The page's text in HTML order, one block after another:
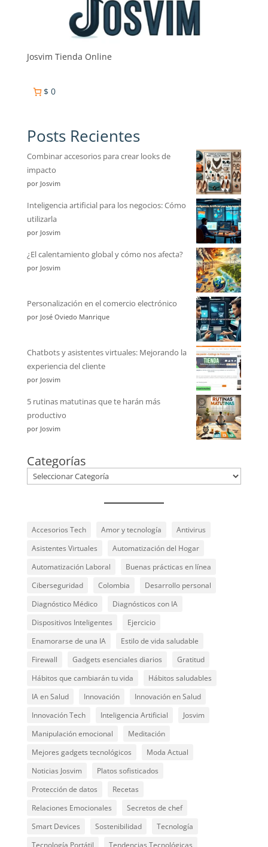
Josvim Tienda Online
$ 0
Posts Recientes
Combinar accesorios para crear looks de
impacto
por Josvim
Inteligencia artificial para los negocios: Cómo
utilizarla
por Josvim
¿El calentamiento global y cómo nos afecta?
por Josvim
Personalización en el comercio electrónico
por José Oviedo Manrique
Chatbots y asistentes virtuales: Mejorando la
experiencia del cliente
por Josvim
5 rutinas matutinas que te harán más
productivo
por Josvim
Categorías
Accesorios Tech Amor y tecnología
Antivirus
Asistentes Virtuales
Automatización del Hogar
Automatización Laboral
Buenas prácticas en línea
Ciberseguridad
Colombia
Desarrollo personal
Diagnóstico Médico
Diagnósticos con IA
Dispositivos Inteligentes
Ejercicio
Enamorarse de una IA
Estilo de vida saludable
Firewall
Gadgets esenciales diarios
Gratitud
Hábitos que cambiarán tu vida
Hábitos saludables
IA en Salud
Innovación
Innovación en Salud
Innovación Tech
Inteligencia Artificial
Josvim
Manipulación emocional
Meditación
Mejores gadgets tecnológicos
Moda Actual
Noticias Josvim
Platos sofisticados
Protección de datos
Recetas
Relaciones Emocionales
Secretos de chef
Smart Devices
Sostenibilidad
Tecnología
Tecnología Portátil
Tendencias Tecnológicas